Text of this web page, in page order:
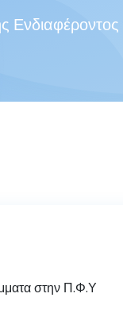
στην Π.Φ.Υ